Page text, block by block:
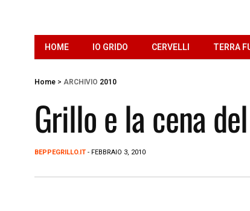
HOME IO GRIDO CERVELLI TERRA
Home > ARCHIVIO 2010
Grillo e la cena
BEPPEGRILLO.IT - FEBBRAIO 3, 2010